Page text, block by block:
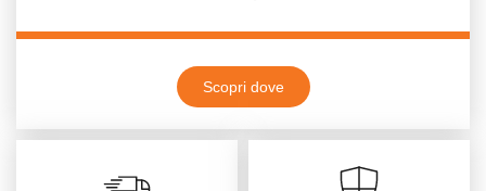
Scopri dove